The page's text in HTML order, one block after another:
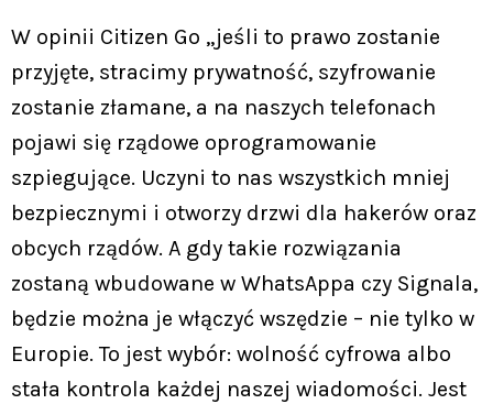
W opinii Citizen Go „jeśli to prawo zostanie
przyjęte, stracimy prywatność, szyfrowanie
zostanie złamane, a na naszych telefonach
pojawi się rządowe oprogramowanie
szpiegujące. Uczyni to nas wszystkich mniej
bezpiecznymi i otworzy drzwi dla hakerów oraz
obcych rządów. A gdy takie rozwiązania
zostaną wbudowane w WhatsAppa czy Signala,
będzie można je włączyć wszędzie – nie tylko w
Europie. To jest wybór: wolność cyfrowa albo
stała kontrola każdej naszej wiadomości. Jest